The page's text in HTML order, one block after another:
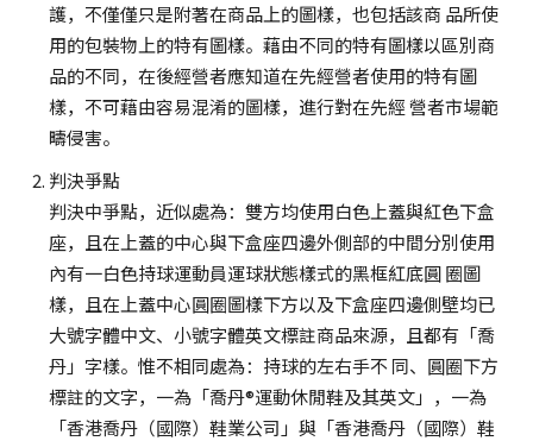
護，不僅僅只是附著在商品上的圖樣，也包括該商 品所使
用的包裝物上的特有圖樣。藉由不同的特有圖樣以區別商
品的不同，在後經營者應知道在先經營者使用的特有圖
樣，不可藉由容易混淆的圖樣，進行對在先經 營者市場範
疇侵害。
判決爭點
判決中爭點，近似處為：雙方均使用白色上蓋與紅色下盒
座，且在上蓋的中心與下盒座四邊外側部的中間分別使用
內有一白色持球運動員運球狀態樣式的黑框紅底圓 圈圖
樣，且在上蓋中心圓圈圖樣下方以及下盒座四邊側壁均已
大號字體中文、小號字體英文標註商品來源，且都有「喬
丹」字樣。惟不相同處為：持球的左右手不 同、圓圈下方
標註的文字，一為「喬丹®運動休閒鞋及其英文」，一為
「香港喬丹（國際）鞋業公司」與「香港喬丹（國際）鞋